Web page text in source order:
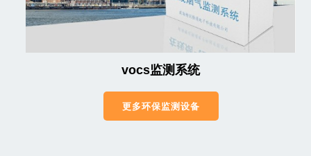
vocs监测系统
更多环保监测设备